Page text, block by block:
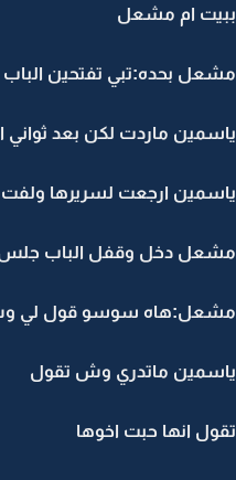
ببيت ام مشعل
مشعل بحده:تبي تفتحين الباب
ياسمين ماردت لكن بعد ثواني
ياسمين ارجعت لسريرها ولفت
مشعل دخل وقفل الباب جلس
مشعل:هاه سوسو قول لي
ياسمين ماتدري وش تقول
تقول انها حبت اخوها